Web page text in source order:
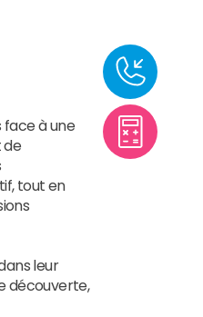
face à une
de
tout en
leur
découverte,